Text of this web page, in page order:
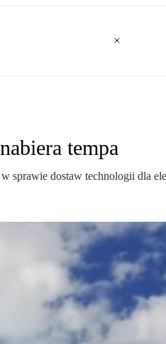
tempa
sprawie dostaw technologii dla